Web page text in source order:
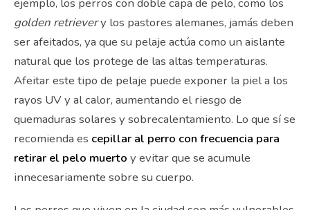
golden retrievery los pastores alemanes, jamás deben
ser afeitados, ya que su pelaje actúa como un aislante
natural que los protege de las altas temperaturas.
Afeitar este tipo de pelaje puede exponer la piel a los
rayos UV y al calor, aumentando el riesgo de
quemaduras solares y sobrecalentamiento. Lo que sí se
recomienda es cepillar al perro con frecuencia para
retirar el pelo muerto y evitar que se acumule
innecesariamente sobre su cuerpo.